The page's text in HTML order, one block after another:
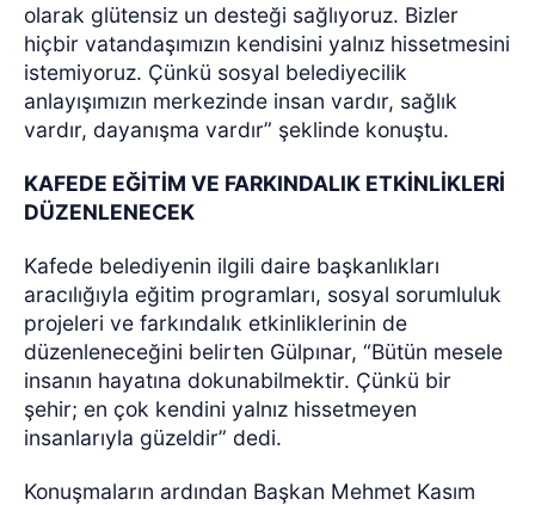
olarak glütensiz un desteği sağlıyoruz. Bizler
hiçbir vatandaşımızın kendisini yalnız hissetmesini
istemiyoruz. Çünkü sosyal belediyecilik
anlayışımızın merkezinde insan vardır, sağlık
vardır, dayanışma vardır” şeklinde konuştu.
KAFEDE EĞİTİM VE FARKINDALIK ETKİNLİKLERİ
DÜZENLENECEK
Kafede belediyenin ilgili daire başkanlıkları
aracılığıyla eğitim programları, sosyal sorumluluk
projeleri ve farkındalık etkinliklerinin de
düzenleneceğini belirten Gülpınar, “Bütün mesele
insanın hayatına dokunabilmektir. Çünkü bir
şehir; en çok kendini yalnız hissetmeyen
insanlarıyla güzeldir” dedi.
Konuşmaların ardından Başkan Mehmet Kasım